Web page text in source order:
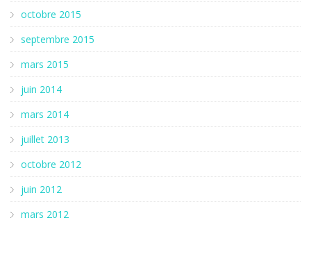
octobre 2015
septembre 2015
mars 2015
juin 2014
mars 2014
juillet 2013
octobre 2012
juin 2012
mars 2012